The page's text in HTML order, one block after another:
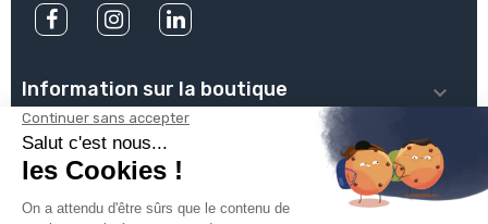
Information sur la boutique 
PLOMBSERVICE 
INFOS PRATIQUES 